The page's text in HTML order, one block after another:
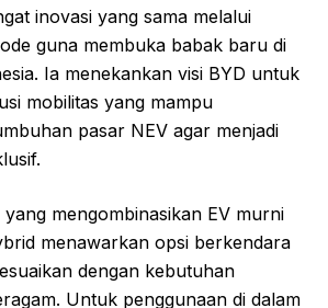
inovasi yang sama melalui
guna membuka babak baru di
Ia menekankan visi BYD untuk
mobilitas yang mampu
pasar NEV agar menjadi
mengombinasikan EV murni
menawarkan opsi berkendara
dengan kebutuhan
Untuk penggunaan di dalam